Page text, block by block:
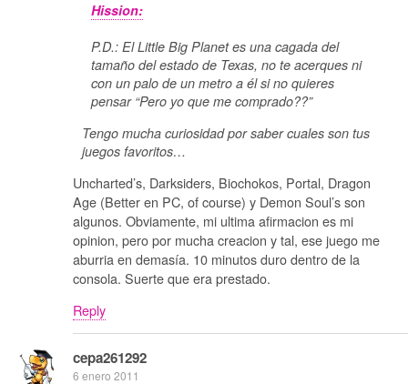
Hission:
P.D.: El Little Big Planet es una cagada del
tamaño del estado de Texas, no te acerques ni
con un palo de un metro a él si no quieres
pensar “Pero yo que me comprado??”
Tengo mucha curiosidad por saber cuales son tus
juegos favoritos…
Uncharted’s, Darksiders, Biochokos, Portal, Dragon
Age (Better en PC, of course) y Demon Soul’s son
algunos. Obviamente, mi ultima afirmacion es mi
opinion, pero por mucha creacion y tal, ese juego me
aburria en demasía. 10 minutos duro dentro de la
consola. Suerte que era prestado.
Reply
cepa261292
6 enero 2011